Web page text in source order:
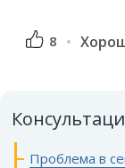
8
Проблема в